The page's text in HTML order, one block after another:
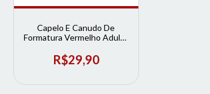
Capelo E Canudo De
Formatura Vermelho Adulto
R$29,90